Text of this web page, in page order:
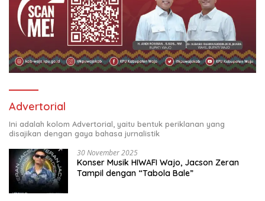
Advertorial
Ini adalah kolom Advertorial, yaitu bentuk periklanan yang
disajikan dengan gaya bahasa jurnalistik
30 November 2025
Konser Musik HIWAFI Wajo, Jacson Zeran
Tampil dengan “Tabola Bale”